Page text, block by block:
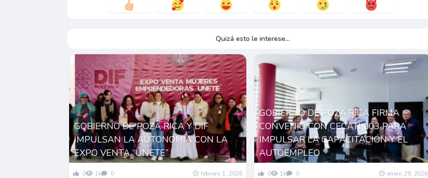
Quizá esto le interese...
GOBIERNO DE POZA RICA Y DIF
IMPULSAN LA AUTONOMÍA CON LA
EXPO VENTA “ÚNETE”
0 1k 0 febrero 1, 2026
GOBIERNO DE POZA RICA FIRMA
CONVENIO CON CECATI 103 PARA
IMPULSAR LA CAPACITACIÓN Y EL
AUTOEMPLEO
0 1k 0 enero 29, 2026